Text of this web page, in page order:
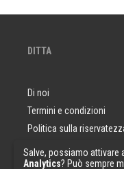
DITTA
Di noi
Termini e condizioni
Politica sulla
Domande e risposte
Campioni di carta da
Salve, possiamo attivare
Analytics? Può sempre